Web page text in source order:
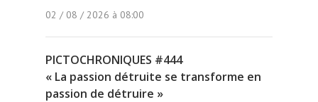
02 / 08 / 2026 à 08:00
PICTOCHRONIQUES #444
« La passion détruite se transforme en
passion de détruire »